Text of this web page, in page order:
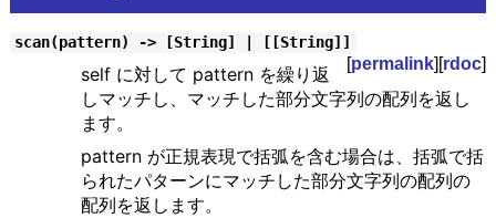
scan(pattern) -> [String] | [[String]]
[permalink][rdoc]
self に対して pattern を繰り返
しマッチし、マッチした部分文字列の配列を返し
ます。
pattern が正規表現で括弧を含む場合は、括弧で括
られたパターンにマッチした部分文字列の配列の
配列を返します。